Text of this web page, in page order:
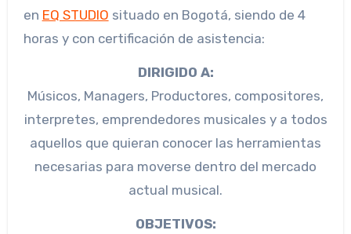
en EQ STUDIO situado en Bogotá, siendo de 4
horas y con certificación de asistencia:
DIRIGIDO A:
Músicos, Managers, Productores, compositores,
interpretes, emprendedores musicales y a todos
aquellos que quieran conocer las herramientas
necesarias para moverse dentro del mercado
actual musical.
OBJETIVOS: